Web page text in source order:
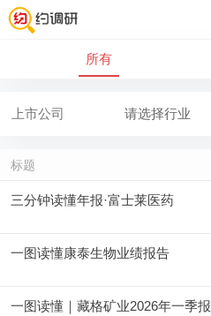
所有
标题
三分钟读懂年报·富士莱医药
一图读懂康泰生物业绩报告
一图读懂｜藏格矿业2026年一季报